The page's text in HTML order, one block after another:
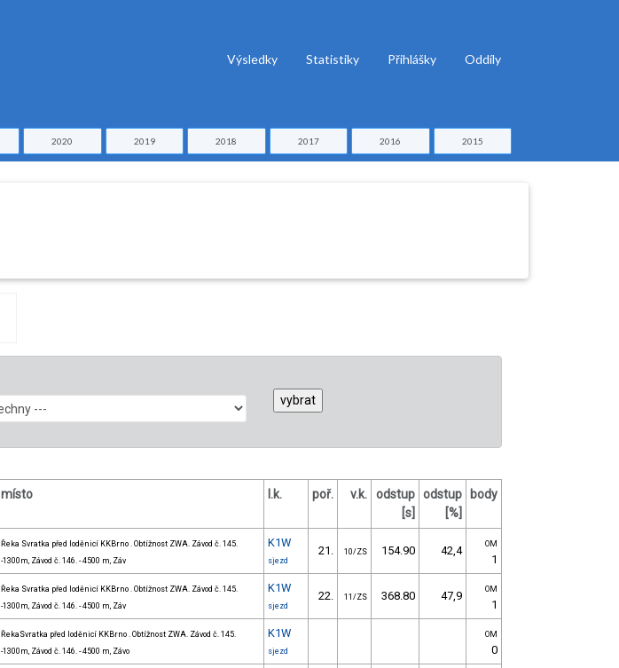
Výsledky Statistiky Přihlášky Oddíly
2020 2019 2018 2017 2016 2015
místo l.k. poř. v.k.
odstup
[s]
odstup
[%]
body
Řeka Svratka před loděnicí KKBrno . Obtížnost ZWA. Závod č. 145.
-1300m, Závod č. 146. - 4500 m, Záv
K1W
sjezd
21. 10/ZS 154.90 42,4 OM
1
Řeka Svratka před loděnicí KKBrno . Obtížnost ZWA. Závod č. 145.
-1300m, Závod č. 146. - 4500 m, Záv
K1W
sjezd
22. 11/ZS 368.80 47,9 OM
1
ŘekaSvratka před loděnicí KKBrno . Obtížnost ZWA. Závod č. 145.
-1300m, Závod č. 146. - 4500 m, Závo
K1W
sjezd
OM
0